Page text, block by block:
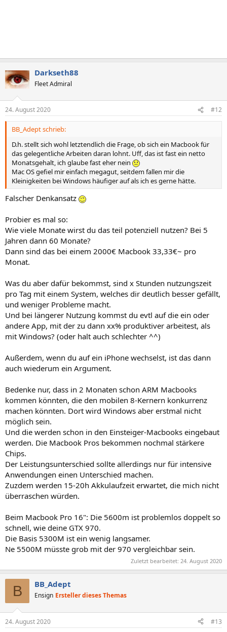
Darkseth88
Fleet Admiral
24. August 2020 #12
BB_Adept schrieb:
D.h. stellt sich wohl letztendlich die Frage, ob sich ein Macbook für
das gelegentliche Arbeiten daran lohnt. Uff, das ist fast ein netto
Monatsgehalt, ich glaube fast eher nein
Mac OS gefiel mir einfach megagut, seitdem fallen mir die
Kleinigkeiten bei Windows häufiger auf als ich es gerne hätte.
Falscher Denkansatz
Probier es mal so:
Wie viele Monate wirst du das teil potenziell nutzen? Bei 5
Jahren dann 60 Monate?
Dann sind das bei einem 2000€ Macbook 33,33€~ pro
Monat.
Was du aber dafür bekommst, sind x Stunden nutzungszeit
pro Tag mit einem System, welches dir deutlich besser gefällt,
und weniger Probleme macht.
Und bei längerer Nutzung kommst du evtl auf die ein oder
andere App, mit der zu dann xx% produktiver arbeitest, als
mit Windows? (oder halt auch schlechter ^^)
Außerdem, wenn du auf ein iPhone wechselst, ist das dann
auch wiederum ein Argument.
Bedenke nur, dass in 2 Monaten schon ARM Macbooks
kommen könnten, die den mobilen 8-Kernern konkurrenz
machen könnten. Dort wird Windows aber erstmal nicht
möglich sein.
Und die werden schon in den Einsteiger-Macbooks eingebaut
werden. Die Macbook Pros bekommen nochmal stärkere
Chips.
Der Leistungsunterschied sollte allerdings nur für intensive
Anwendungen einen Unterschied machen.
Zuzdem werden 15-20h Akkulaufzeit erwartet, die mich nicht
überraschen würden.
Beim Macbook Pro 16": Die 5600m ist problemlos doppelt so
schnell, wie deine GTX 970.
Die Basis 5300M ist ein wenig langsamer.
Ne 5500M müsste grob mit der 970 vergleichbar sein.
Zuletzt bearbeitet: 24. August 2020
B BB_Adept
Ensign Ersteller dieses Themas
24. August 2020 #13